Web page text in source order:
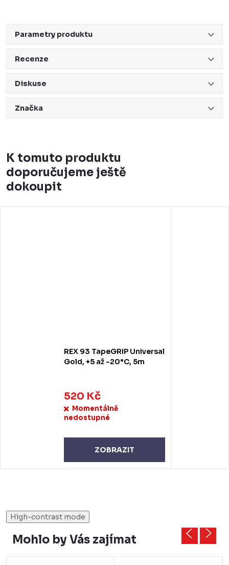
Parametry produktu
Recenze
Diskuse
Značka
K tomuto produktu
doporučujeme ještě
dokoupit
REX 93 TapeGRIP Universal
Gold, +5 až -20°C, 5m
520 Kč
Momentálně
nedostupné
ZOBRAZIT
High-contrast mode
Mohlo by Vás zajímat